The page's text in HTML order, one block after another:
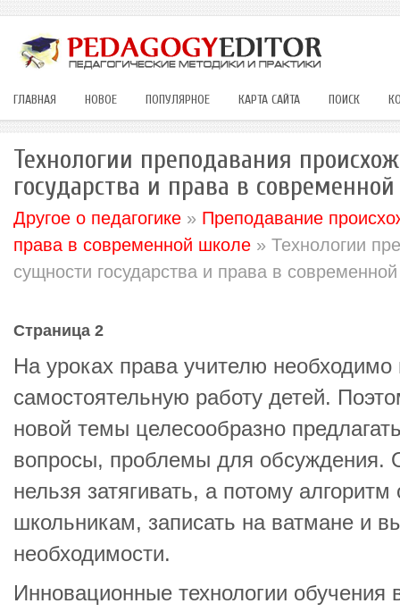
ГЛАВНАЯ НОВОЕ ПОПУЛЯРНОЕ КАРТА САЙТА ПОИСК
Технологии преподавания
государства и права в
Другое о педагогике » Преподавание
права в современной школе » Технологии
сущности государства и права в
Страница 2
На уроках права учителю необходимо
самостоятельную работу детей.
новой темы целесообразно
вопросы, проблемы для обсуждения.
нельзя затягивать, а потому
школьникам, записать на ватмане и
необходимости.
Инновационные технологии